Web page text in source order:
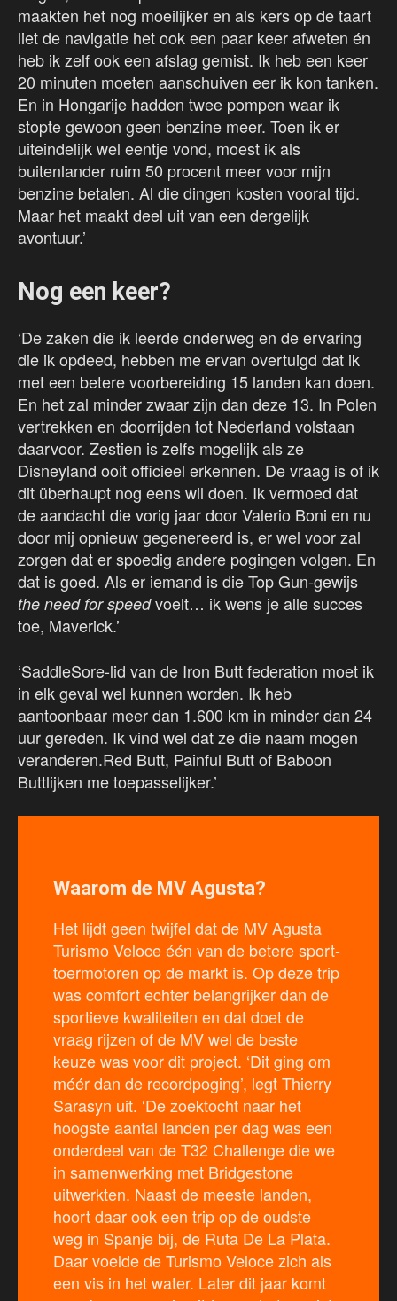
maakten het nog moeilijker en als kers op de taart
liet de navigatie het ook een paar keer afweten én
heb ik zelf ook een afslag gemist. Ik heb een keer
20 minuten moeten aanschuiven eer ik kon tanken.
En in Hongarije hadden twee pompen waar ik
stopte gewoon geen benzine meer. Toen ik er
uiteindelijk wel eentje vond, moest ik als
buitenlander ruim 50 procent meer voor mijn
benzine betalen. Al die dingen kosten vooral tijd.
Maar het maakt deel uit van een dergelijk
avontuur.’
Nog een keer?
‘De zaken die ik leerde onderweg en de ervaring
die ik opdeed, hebben me ervan overtuigd dat ik
met een betere voorbereiding 15 landen kan doen.
En het zal minder zwaar zijn dan deze 13. In Polen
vertrekken en doorrijden tot Nederland volstaan
daarvoor. Zestien is zelfs mogelijk als ze
Disneyland ooit officieel erkennen. De vraag is of ik
dit überhaupt nog eens wil doen. Ik vermoed dat
de aandacht die vorig jaar door Valerio Boni en nu
door mij opnieuw gegenereerd is, er wel voor zal
zorgen dat er spoedig andere pogingen volgen. En
dat is goed. Als er iemand is die Top Gun-gewijs
the need for speedvoelt… ik wens je alle succes
toe, Maverick.’
‘SaddleSore-lid van de Iron Butt federation moet ik
in elk geval wel kunnen worden. Ik heb
aantoonbaar meer dan 1.600 km in minder dan 24
uur gereden. Ik vind wel dat ze die naam mogen
veranderen.Red Butt, Painful Butt of Baboon
Buttlijken me toepasselijker.’
Waarom de MV Agusta?
Het lijdt geen twijfel dat de MV Agusta
Turismo Veloce één van de betere sport-
toermotoren op de markt is. Op deze trip
was comfort echter belangrijker dan de
sportieve kwaliteiten en dat doet de
vraag rijzen of de MV wel de beste
keuze was voor dit project. ‘Dit ging om
méér dan de recordpoging’, legt Thierry
Sarasyn uit. ‘De zoektocht naar het
hoogste aantal landen per dag was een
onderdeel van de T32 Challenge die we
in samenwerking met Bridgestone
uitwerkten. Naast de meeste landen,
hoort daar ook een trip op de oudste
weg in Spanje bij, de Ruta De La Plata.
Daar voelde de Turismo Veloce zich als
een vis in het water. Later dit jaar komt